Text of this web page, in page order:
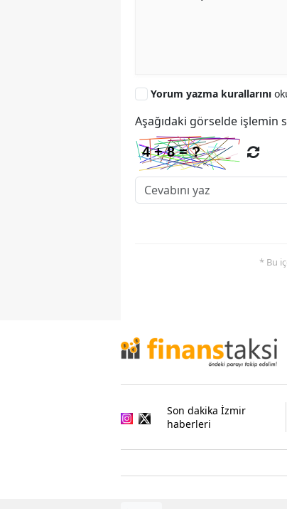
Yorum yazma kurallarını
Aşağıdaki görselde işlemin
* Bu
Son dakika İzmir
haberleri